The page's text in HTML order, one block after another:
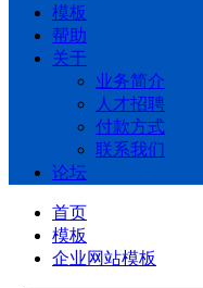
模板
帮助
关于
业务简介
人才招聘
付款方式
联系我们
论坛
首页
模板
企业网站模板